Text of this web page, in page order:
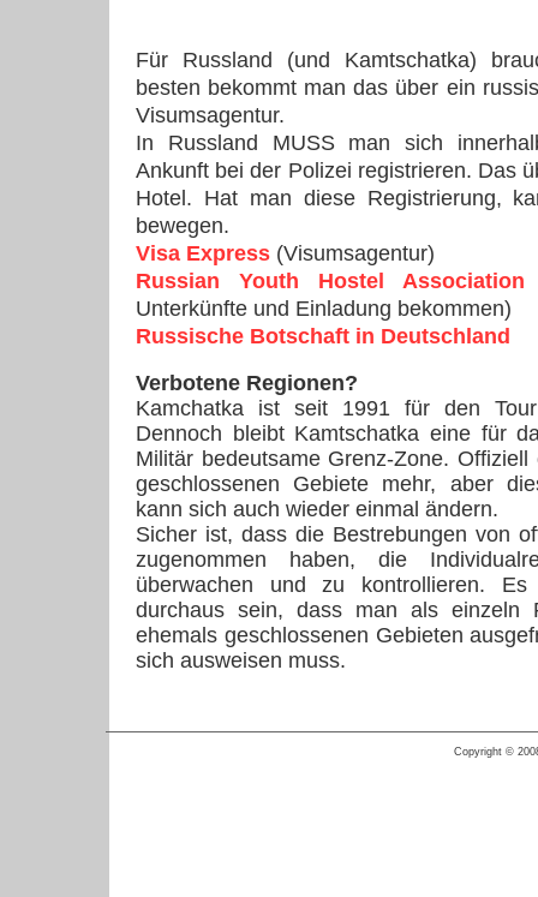
Für Russland (und Kamtschatka)
besten bekommt man das über ein
Visumsagentur.
In Russland MUSS man sich
Ankunft bei der Polizei registrieren. Das
Hotel. Hat man diese Registrierung,
bewegen.
Visa Express (Visumsagentur)
Russian Youth Hostel Association
Unterkünfte und Einladung bekommen)
Russische Botschaft in Deutschland
Verbotene Regionen?
Kamchatka ist seit 1991 für den
Dennoch bleibt Kamtschatka eine für
Militär bedeutsame Grenz-Zone.
geschlossenen Gebiete mehr, aber
kann sich auch wieder einmal ändern.
Sicher ist, dass die Bestrebungen von
zugenommen haben, die
überwachen und zu kontrollieren.
durchaus sein, dass man als einzeln
ehemals geschlossenen Gebieten
sich ausweisen muss.
Copyright ©